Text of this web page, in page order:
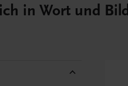
in Wort und Bild